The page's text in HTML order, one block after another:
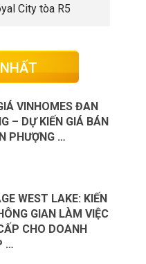
City tòa R5
VINHOMES ĐAN
– DỰ KIẾN GIÁ BÁN
PHƯỢNG …
WEST LAKE: KIẾN
GIAN LÀM VIỆC
CHO DOANH
…